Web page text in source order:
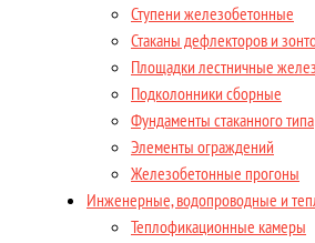
Ступени железобетонные
Стаканы дефлекторов и
Площадки лестничные
Подколонники сборные
Фундаменты стаканного типа
Элементы ограждений
Железобетонные прогоны
Инженерные, водопроводные и
Теплофикационные камеры